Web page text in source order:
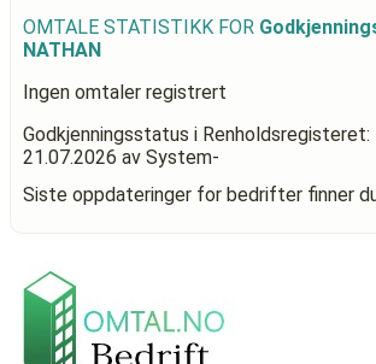
OMTALE STATISTIKK FOR
NATHAN
Ingen omtaler registrert
Godkjenningsstatus i Renholdsregisteret:
21.07.2026 av System-
Siste oppdateringer for bedrifter finner